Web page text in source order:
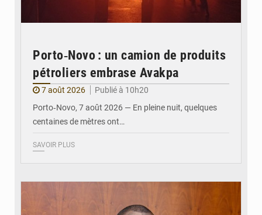
Porto‑Novo : un camion de produits
pétroliers embrase Avakpa
7 août 2026
Publié à 10h20
Porto‑Novo, 7 août 2026 — En pleine nuit, quelques
centaines de mètres ont…
SAVOIR PLUS